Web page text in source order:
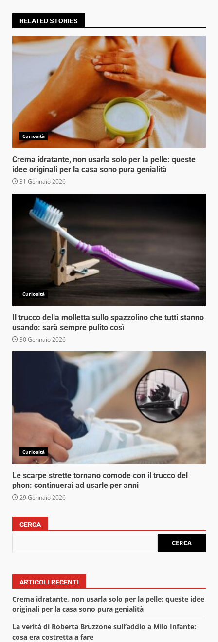
RELATED STORIES
Curiosità
Crema idratante, non usarla solo per la pelle: queste
idee originali per la casa sono pura genialità
31 Gennaio 2026
Curiosità
Il trucco della molletta sullo spazzolino che tutti stanno
usando: sarà sempre pulito così
30 Gennaio 2026
Curiosità
Le scarpe strette tornano comode con il trucco del
phon: continuerai ad usarle per anni
29 Gennaio 2026
CERCA
CERCA
ARTICOLI RECENTI
Crema idratante, non usarla solo per la pelle: queste idee
originali per la casa sono pura genialità
La verità di Roberta Bruzzone sull’addio a Milo Infante:
cosa era costretta a fare